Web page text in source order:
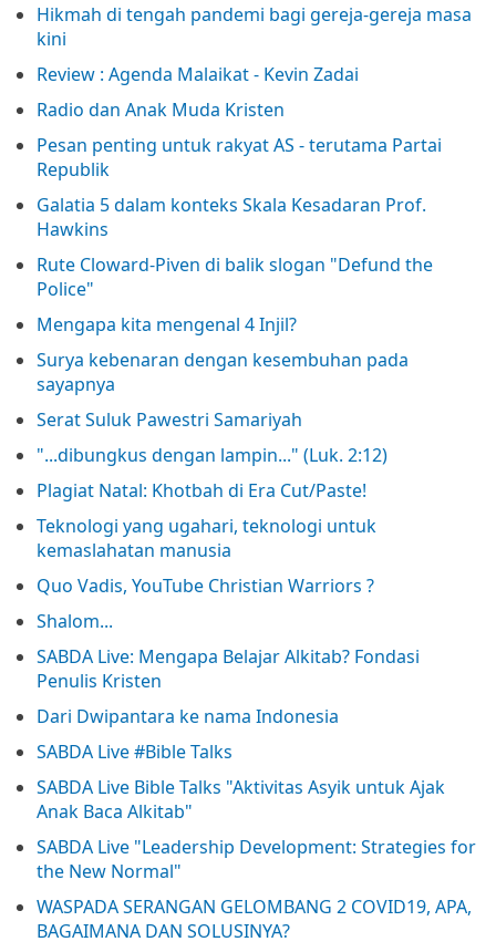
Hikmah di tengah pandemi bagi gereja-gereja masa
kini
Review : Agenda Malaikat - Kevin Zadai
Radio dan Anak Muda Kristen
Pesan penting untuk rakyat AS - terutama Partai
Republik
Galatia 5 dalam konteks Skala Kesadaran Prof.
Hawkins
Rute Cloward-Piven di balik slogan "Defund the
Police"
Mengapa kita mengenal 4 Injil?
Surya kebenaran dengan kesembuhan pada
sayapnya
Serat Suluk Pawestri Samariyah
"...dibungkus dengan lampin..." (Luk. 2:12)
Plagiat Natal: Khotbah di Era Cut/Paste!
Teknologi yang ugahari, teknologi untuk
kemaslahatan manusia
Quo Vadis, YouTube Christian Warriors ?
Shalom...
SABDA Live: Mengapa Belajar Alkitab? Fondasi
Penulis Kristen
Dari Dwipantara ke nama Indonesia
SABDA Live #Bible Talks
SABDA Live Bible Talks "Aktivitas Asyik untuk Ajak
Anak Baca Alkitab"
SABDA Live "Leadership Development: Strategies for
the New Normal"
WASPADA SERANGAN GELOMBANG 2 COVID19, APA,
BAGAIMANA DAN SOLUSINYA?